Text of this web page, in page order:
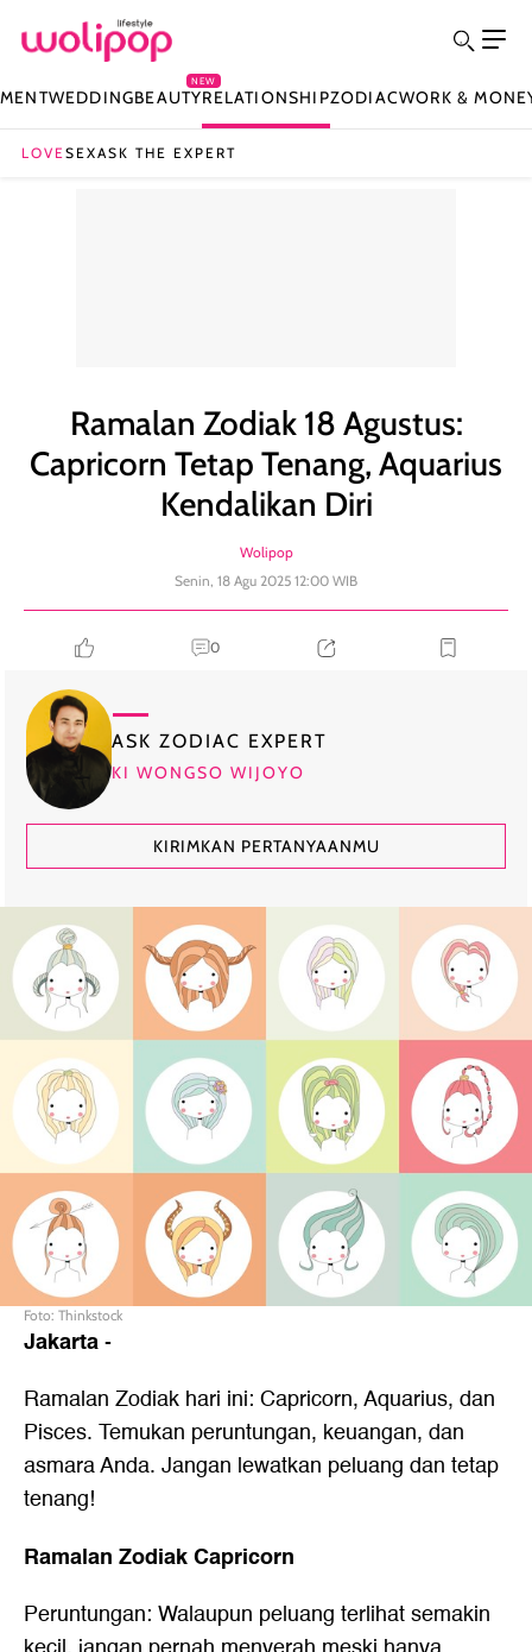
WEDDINGBEAUTY
NEW
RELATIONSHIPZODIACWORK &
LOVESEXASK THE EXPERT
Ramalan Zodiak 18 Agustus:
Capricorn Tetap Tenang, Aquarius
Kendalikan Diri
Wolipop
Senin, 18 Agu 2025 12:00 WIB
0
ASK ZODIAC EXPERT
KI WONGSO WIJOYO
KIRIMKAN PERTANYAANMU
Foto: Thinkstock
Jakarta-
Ramalan Zodiak hari ini: Capricorn, Aquarius, dan
Pisces. Temukan peruntungan, keuangan, dan
asmara Anda. Jangan lewatkan peluang dan tetap
tenang!
Ramalan Zodiak Capricorn
Peruntungan: Walaupun peluang terlihat semakin